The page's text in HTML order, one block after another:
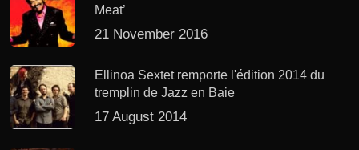
Meat’
21 November 2016
Ellinoa Sextet remporte l'édition 2014 du
tremplin de Jazz en Baie
17 August 2014